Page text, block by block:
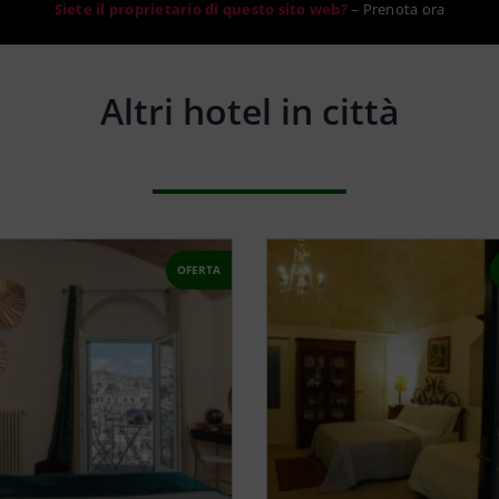
Siete il proprietario di questo sito web?– Prenota ora
Altri hotel in città
OFERTA